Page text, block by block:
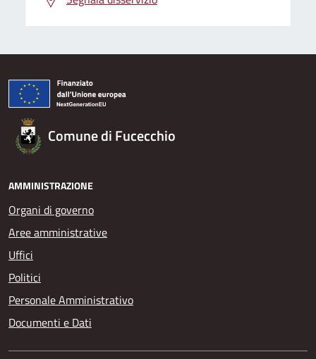
Comune di Fucecchio
AMMINISTRAZIONE
Organi di governo
Aree amministrative
Uffici
Politici
Personale Amministrativo
Documenti e Dati